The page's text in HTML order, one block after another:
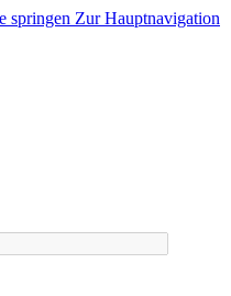
springen Zur Hauptnavigation